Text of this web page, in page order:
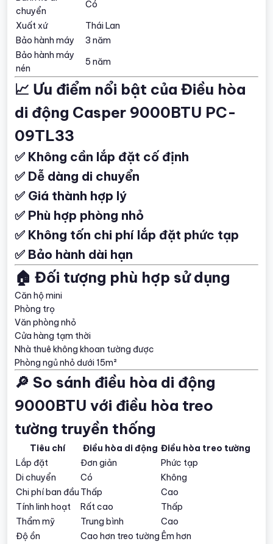
chuyển
Có
Xuất xứ
Thái Lan
Bảo hành máy
3 năm
Bảo hành máy
nén
5 năm
📈 Ưu điểm nổi bật của Điều hòa
di động Casper 9000BTU PC-
09TL33
✅ Không cần lắp đặt cố định
✅ Dễ dàng di chuyển
✅ Giá thành hợp lý
✅ Phù hợp phòng nhỏ
✅ Không tốn chi phí lắp đặt phức tạp
✅ Bảo hành dài hạn
🏠 Đối tượng phù hợp sử dụng
Căn hộ mini
Phòng trọ
Văn phòng nhỏ
Cửa hàng tạm thời
Nhà thuê không khoan tường được
Phòng ngủ nhỏ dưới 15m²
🔎 So sánh điều hòa di động
9000BTU với điều hòa treo
tường truyền thống
Tiêu chí Điều hòa di động Điều hòa treo tường
Lắp đặt
Đơn giản
Phức tạp
Di chuyển
Có
Không
Chi phí ban đầu Thấp
Cao
Tính linh hoạt
Rất cao
Thấp
Thẩm mỹ
Trung bình
Cao
Độ ồn
Cao hơn treo tường Êm hơn